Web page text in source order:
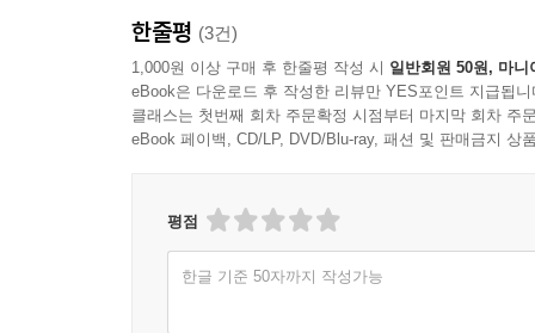
한줄평 (3건)
1,000원 이상 구매 후 한줄평 작성 시 일반회원 50원, 마니
eBook은 다운로드 후 작성한 리뷰만 YES포인트 지급됩니
클래스는 첫번째 회차 주문확정 시점부터 마지막 회차 주
eBook 페이백, CD/LP, DVD/Blu-ray, 패션 및 판매금지 상
평점
한글 기준 50자까지 작성가능